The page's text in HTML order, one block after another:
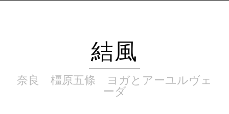
結風
奈良 橿原五條 ヨガとアーユルヴェ
ーダ